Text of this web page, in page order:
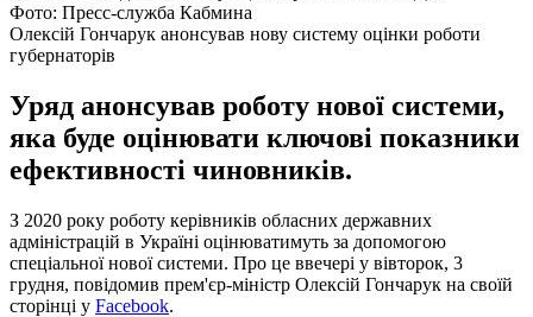
Фото: Пресс-служба Кабмина
Олексій Гончарук анонсував нову систему оцінки роботи
губернаторів
Уряд анонсував роботу нової системи,
яка буде оцінювати ключові показники
ефективності чиновників.
З 2020 року роботу керівників обласних державних
адміністрацій в Україні оцінюватимуть за допомогою
спеціальної нової системи. Про це ввечері у вівторок, 3
грудня, повідомив прем'єр-міністр Олексій Гончарук на своїй
сторінці у Facebook.